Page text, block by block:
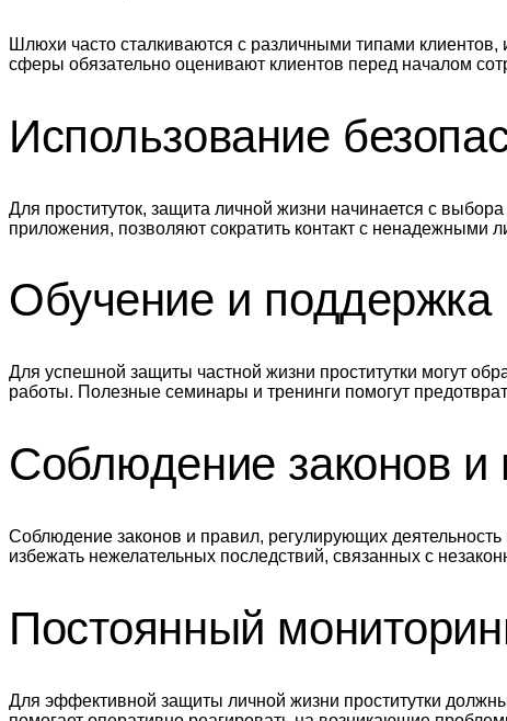
Шлюхи часто сталкиваются с различными типами
сферы обязательно оценивают клиентов перед началом
Использование
Для проституток, защита личной жизни начинается с
приложения, позволяют сократить контакт с ненадежными
Обучение и поддержка
Для успешной защиты частной жизни проститутки могут
работы. Полезные семинары и тренинги помогут
Соблюдение законов и
Соблюдение законов и правил, регулирующих
избежать нежелательных последствий, связанных с
Постоянный
Для эффективной защиты личной жизни проститутки